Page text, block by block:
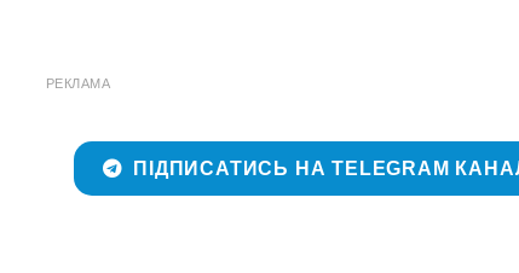
РЕКЛАМА
ПІДПИСАТИСЬ НА TELEGRAM